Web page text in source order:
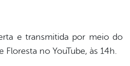
e transmitida por meio do
Floresta no YouTube, às 14h.